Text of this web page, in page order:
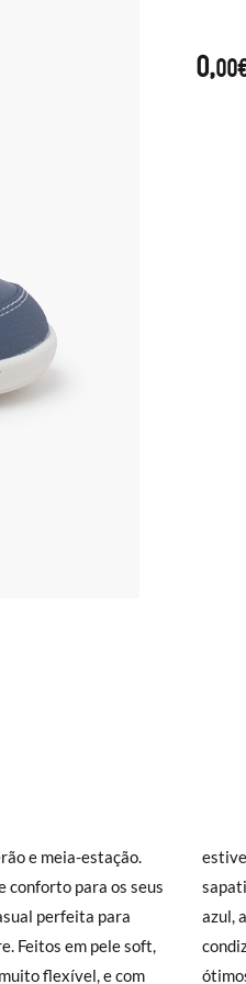
0,
e meia-estação.
conforto para os seus
perfeita para
Feitos em pele soft,
flexível, e com
se destaca nestas
cores lisas rosa ou
em branco, a
calcanhar. Vão ficar
combinam com
As trocas e devoluções são
a entrega, pode optar pela
Caso o valor da encomenda